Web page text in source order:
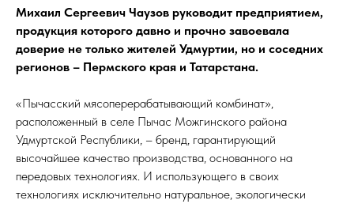
Михаил Сергеевич Чаузов руководит предприятием,
продукция которого давно и прочно завоевала
доверие не только жителей Удмуртии, но и соседних
регионов – Пермского края и Татарстана.
«Пычасский мясоперерабатывающий комбинат»,
расположенный в селе Пычас Можгинского района
Удмуртской Республики, – бренд, гарантирующий
высочайшее качество производства, основанного на
передовых технологиях. И использующего в своих
технологиях исключительно натуральное, экологически